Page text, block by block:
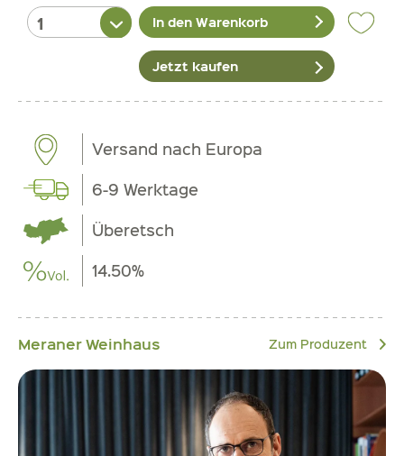
In den Warenkorb
Jetzt kaufen
Versand nach Europa
6-9 Werktage
Überetsch
14.50%
Meraner Weinhaus Zum Produzent